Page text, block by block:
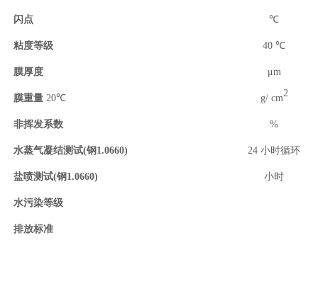
闪点 ℃
粘度等级 40 ℃
膜厚度 μm
膜重量 20℃ g/ cm2
非挥发系数 %
水蒸气凝结测试(钢 1.0660) 24 小时循环
盐喷测试(钢 1.0660) 小时
水污染等级
排放标准